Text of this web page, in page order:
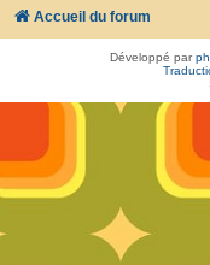
Accueil du forum
Développé par